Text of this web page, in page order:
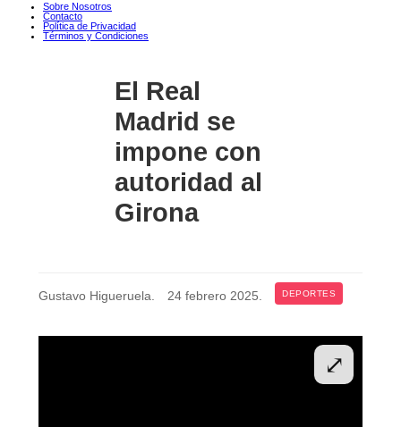
Sobre Nosotros
Contacto
Política de Privacidad
Términos y Condiciones
El Real
Madrid se
impone con
autoridad al
Girona
Gustavo Higueruela 24 febrero 2025 DEPORTES
⤢